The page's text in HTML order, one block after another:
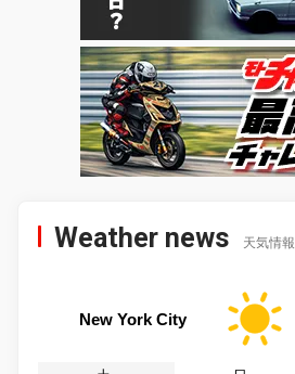
Weather news 天気情報
New York City